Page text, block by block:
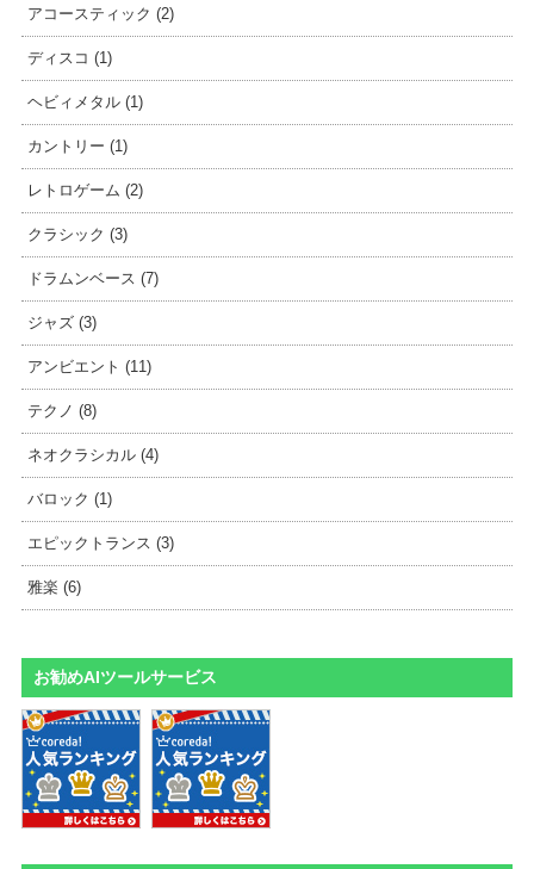
アコースティック (2)
ディスコ (1)
ヘビィメタル (1)
カントリー (1)
レトロゲーム (2)
クラシック (3)
ドラムンベース (7)
ジャズ (3)
アンビエント (11)
テクノ (8)
ネオクラシカル (4)
バロック (1)
エピックトランス (3)
雅楽 (6)
お勧めAIツールサービス